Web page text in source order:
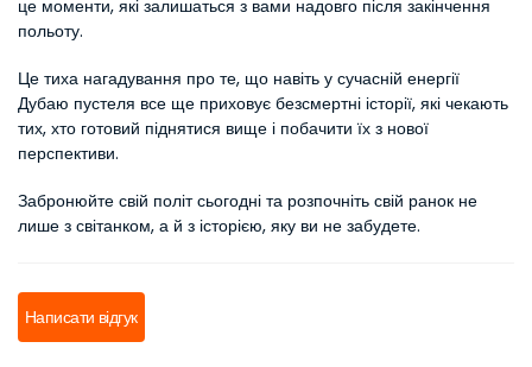
це моменти, які залишаться з вами надовго після закінчення
польоту.
Це тиха нагадування про те, що навіть у сучасній енергії
Дубаю пустеля все ще приховує безсмертні історії, які чекають
тих, хто готовий піднятися вище і побачити їх з нової
перспективи.
Забронюйте свій політ сьогодні та розпочніть свій ранок не
лише з світанком, а й з історією, яку ви не забудете.
Написати відгук